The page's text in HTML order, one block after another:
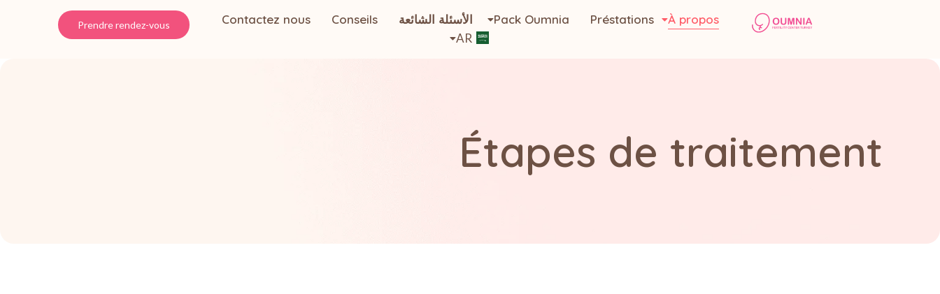
À propos
Préstations
Pack Oumnia الأسئلة الشائعة Conseils
Contactez nous
AR
Prendre rendez-vous
Étapes de traitement